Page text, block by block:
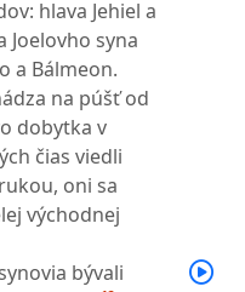
hlava Jehiel a
Joelovho syna
a Bálmeon.
na púšť od
dobytka v
čias viedli
oni sa
východnej
bývali